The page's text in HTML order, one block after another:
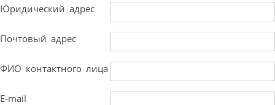
Юридический адрес
Почтовый адрес
ФИО контактного лица
E-mail